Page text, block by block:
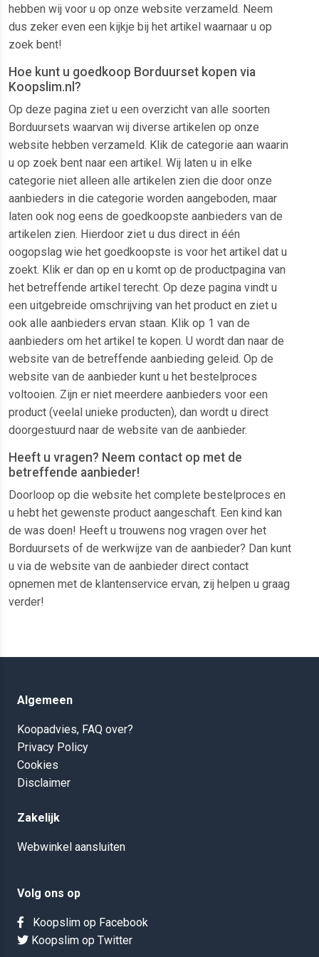
hebben wij voor u op onze website verzameld. Neem
dus zeker even een kijkje bij het artikel waarnaar u op
zoek bent!
Hoe kunt u goedkoop Borduurset kopen via
Koopslim.nl?
Op deze pagina ziet u een overzicht van alle soorten
Borduursets waarvan wij diverse artikelen op onze
website hebben verzameld. Klik de categorie aan waarin
u op zoek bent naar een artikel. Wij laten u in elke
categorie niet alleen alle artikelen zien die door onze
aanbieders in die categorie worden aangeboden, maar
laten ook nog eens de goedkoopste aanbieders van de
artikelen zien. Hierdoor ziet u dus direct in één
oogopslag wie het goedkoopste is voor het artikel dat u
zoekt. Klik er dan op en u komt op de productpagina van
het betreffende artikel terecht. Op deze pagina vindt u
een uitgebreide omschrijving van het product en ziet u
ook alle aanbieders ervan staan. Klik op 1 van de
aanbieders om het artikel te kopen. U wordt dan naar de
website van de betreffende aanbieding geleid. Op de
website van de aanbieder kunt u het bestelproces
voltooien. Zijn er niet meerdere aanbieders voor een
product (veelal unieke producten), dan wordt u direct
doorgestuurd naar de website van de aanbieder.
Heeft u vragen? Neem contact op met de
betreffende aanbieder!
Doorloop op die website het complete bestelproces en
u hebt het gewenste product aangeschaft. Een kind kan
de was doen! Heeft u trouwens nog vragen over het
Borduursets of de werkwijze van de aanbieder? Dan kunt
u via de website van de aanbieder direct contact
opnemen met de klantenservice ervan, zij helpen u graag
verder!
Algemeen
Koopadvies, FAQ over?
Privacy Policy
Cookies
Disclaimer
Zakelijk
Webwinkel aansluiten
Volg ons op
Koopslim op Facebook
Koopslim op Twitter